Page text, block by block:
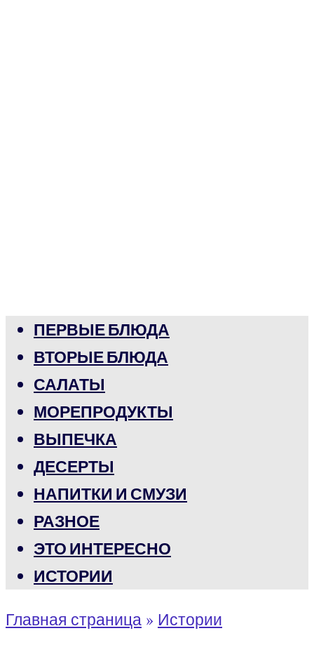
ПЕРВЫЕ БЛЮДА
ВТОРЫЕ БЛЮДА
САЛАТЫ
МОРЕПРОДУКТЫ
ВЫПЕЧКА
ДЕСЕРТЫ
НАПИТКИ И СМУЗИ
РАЗНОЕ
ЭТО ИНТЕРЕСНО
ИСТОРИИ
Главная страница » Истории